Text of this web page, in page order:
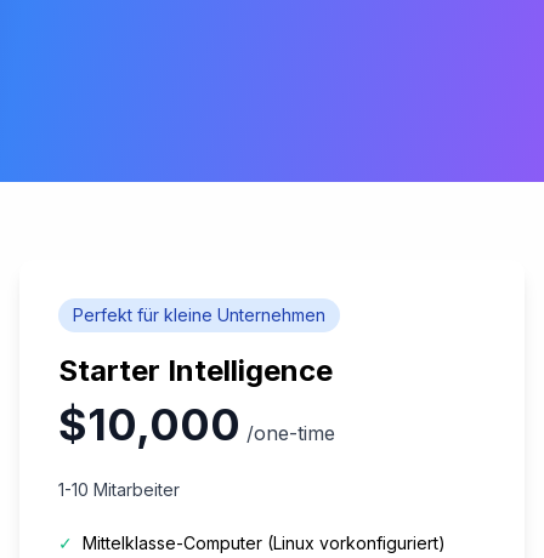
Perfekt für kleine Unternehmen
Starter Intelligence
$10,000 /one-time
1-10 Mitarbeiter
✓ Mittelklasse-Computer (Linux vorkonfiguriert)